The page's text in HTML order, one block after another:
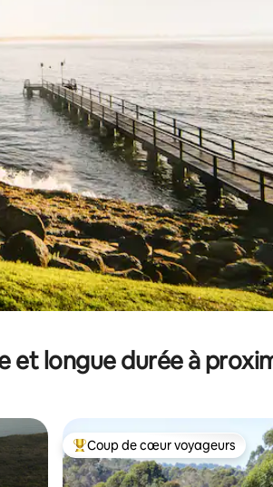
et longue durée à
appréciés Coups de cœur voyageurs les
Coup de cœur voyageurs